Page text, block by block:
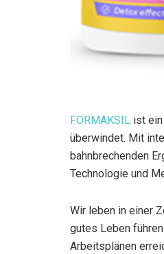
FORMAKSIL ist
überwindet. Mit
bahnbrechenden
Technologie und
Wir leben in einer
gutes Leben
Arbeitsplänen